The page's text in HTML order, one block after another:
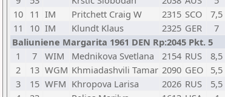
10 11 IM Pritchett Craig W 2315 SCO 7,5
11
10 IM Klundt Klaus 2325 GER 7
Baliuniene Margarita 1961 DEN Rp:2045 Pkt. 5
1
7 WIM Mednikova Svetlana 2154 RUS 8,5
2
13 WGM Khmiadashvili Tamar 2090 GEO 5,5
3
15 WFM Khropova Larisa 2026 RUS 5,5